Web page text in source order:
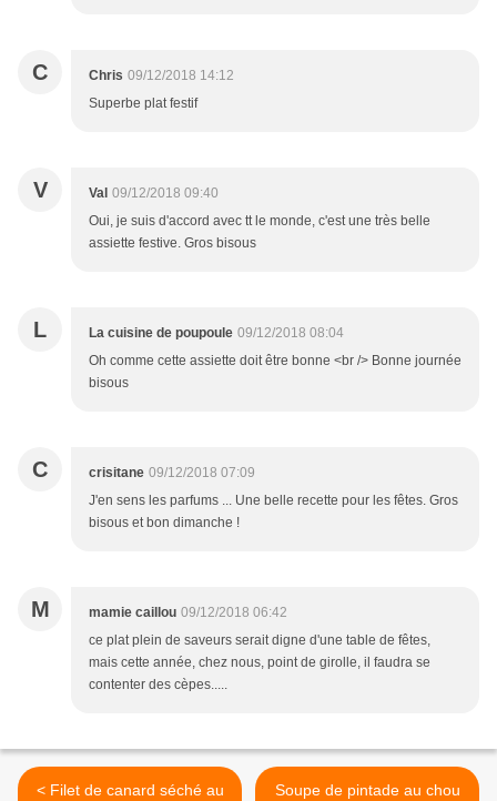
C Chris 09/12/2018 14:12
Superbe plat festif
V Val 09/12/2018 09:40
Oui, je suis d'accord avec tt le monde, c'est une très belle
assiette festive. Gros bisous
L La cuisine de poupoule 09/12/2018 08:04
Oh comme cette assiette doit être bonne <br /> Bonne journée
bisous
C crisitane 09/12/2018 07:09
J'en sens les parfums ... Une belle recette pour les fêtes. Gros
bisous et bon dimanche !
M mamie caillou 09/12/2018 06:42
ce plat plein de saveurs serait digne d'une table de fêtes,
mais cette année, chez nous, point de girolle, il faudra se
contenter des cèpes.....
< Filet de canard séché au
Soupe de pintade au chou